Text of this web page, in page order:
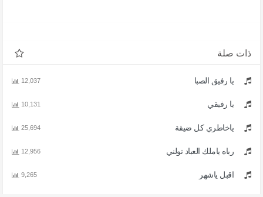
ذات صلة
يا رفيق الصبا 12,037
يا رفيقي 10,131
ياخاطري كل ضيقة 25,694
رباه ياملك العباد تولني 12,956
اقبل ياشهر 9,265